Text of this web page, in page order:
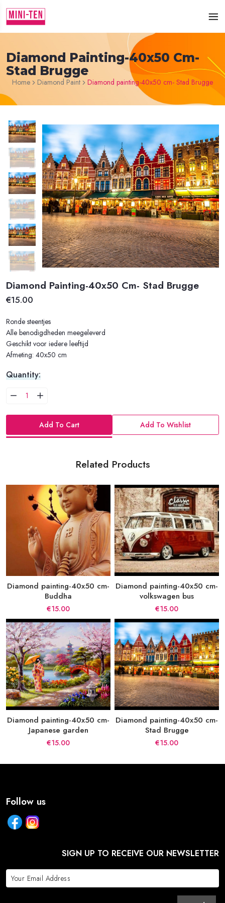
Diamond Painting-40x50 Cm-
Stad Brugge
Home Diamond Paint Diamond painting-40x50 cm- Stad Brugge
Diamond Painting-40x50 Cm- Stad Brugge
€15.00
Ronde steentjes
Alle benodigdheden meegeleverd
Geschikt voor iedere leeftijd
Afmeting: 40x50 cm
Quantity:
Add To Cart Add To Wishlist
Related Products
Diamond painting-40x50 cm-
Buddha
€15.00
Diamond painting-40x50 cm-
volkswagen bus
€15.00
Diamond painting-40x50 cm-
Japanese garden
€15.00
Diamond painting-40x50 cm-
Stad Brugge
€15.00
Follow us
SIGN UP TO RECEIVE OUR NEWSLETTER